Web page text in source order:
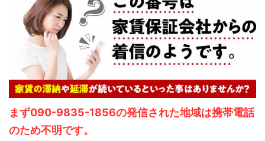
まず090-9835-1856の発信された地域は携帯電話
のため不明です。